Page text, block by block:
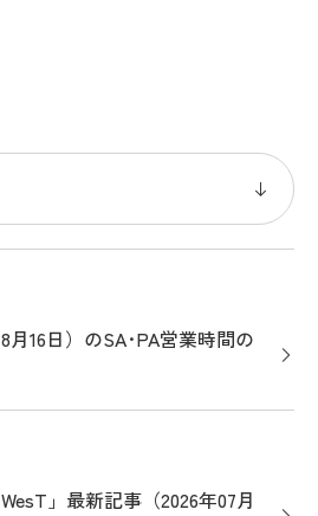
16日）のSA･PA営業時間の
」最新記事（2026年07月